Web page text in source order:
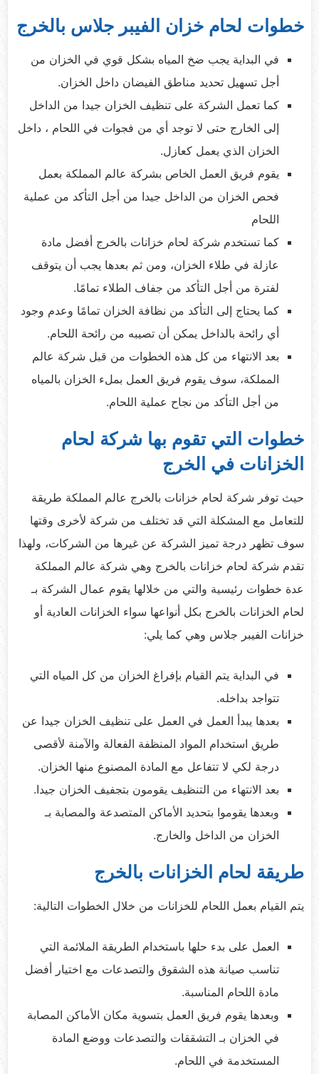
خطوات لحام خزان الفيبر جلاس بالخرج
في البداية يجب ضخ المياه بشكل قوي في الخزان من
أجل تسهيل تحديد مناطق الفيضان داخل الخزان.
كما تعمل الشركة على تنظيف الخزان جيدا من الداخل
إلى الخارج حتى لا توجد أي من فجوات في اللحام ، داخل
الخزان الذي يعمل كعازل.
يقوم فريق العمل الخاص بشركة عالم المملكة بعمل
فحص الخزان من الداخل جيدا من أجل التأكد من عملية
اللحام
كما تستخدم شركة لحام خزانات بالخرج أفضل مادة
عازلة في طلاء الخزان، ومن ثم بعدها يجب أن يتوقف
لفترة من أجل التأكد من جفاف الطلاء تمامًا.
كما يحتاج إلى التأكد من نظافة الخزان تمامًا وعدم وجود
أي رائحة بالداخل يمكن أن تصيبه من رائحة اللحام.
بعد الانتهاء من كل هذه الخطوات من قبل شركة عالم
المملكة، سوف يقوم فريق العمل بملء الخزان بالمياه
من أجل التأكد من نجاح عملية اللحام.
خطوات التي تقوم بها شركة لحام
الخزانات في الخرج
حيث توفر شركة لحام خزانات بالخرج عالم المملكة طريقة
للتعامل مع المشكلة التي قد تختلف من شركة لأخرى وقتها
سوف تظهر درجة تميز الشركة عن غيرها من الشركات، ولهذا
تقدم شركة لحام خزانات بالخرج وهي شركة عالم المملكة
عدة خطوات رئيسية والتي من خلالها يقوم عمال الشركة بـ
لحام الخزانات بالخرج بكل أنواعها سواء الخزانات العادية أو
خزانات الفيبر جلاس وهي كما يلي:
في البداية يتم القيام بإفراغ الخزان من كل المياه التي
تتواجد بداخله.
بعدها يبدأ العمل في العمل على تنظيف الخزان جيدا عن
طريق استخدام المواد المنظفة الفعالة والآمنة لأقصى
درجة لكي لا تتفاعل مع المادة المصنوع منها الخزان.
بعد الانتهاء من التنظيف يقومون بتجفيف الخزان جيدا.
وبعدها يقوموا بتحديد الأماكن المتصدعة والمصابة بـ
الخزان من الداخل والخارج.
طريقة لحام الخزانات بالخرج
يتم القيام بعمل اللحام للخزانات من خلال الخطوات التالية:
العمل على بدء حلها باستخدام الطريقة الملائمة التي
تناسب صيانة هذه الشقوق والتصدعات مع اختيار أفضل
مادة اللحام المناسبة.
وبعدها يقوم فريق العمل بتسوية مكان الأماكن المصابة
في الخزان بـ التشققات والتصدعات ووضع المادة
المستخدمة في اللحام.